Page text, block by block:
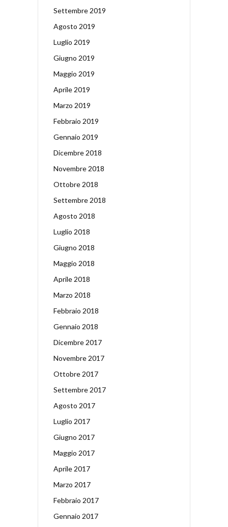
Settembre 2019
Agosto 2019
Luglio 2019
Giugno 2019
Maggio 2019
Aprile 2019
Marzo 2019
Febbraio 2019
Gennaio 2019
Dicembre 2018
Novembre 2018
Ottobre 2018
Settembre 2018
Agosto 2018
Luglio 2018
Giugno 2018
Maggio 2018
Aprile 2018
Marzo 2018
Febbraio 2018
Gennaio 2018
Dicembre 2017
Novembre 2017
Ottobre 2017
Settembre 2017
Agosto 2017
Luglio 2017
Giugno 2017
Maggio 2017
Aprile 2017
Marzo 2017
Febbraio 2017
Gennaio 2017